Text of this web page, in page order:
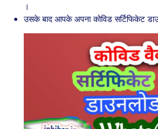
।
उसके बाद आपके अपना कोविड सर्टिफिकेट